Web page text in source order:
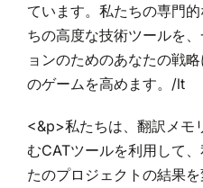
ています。私たちの専門
ちの高度な技術ツールを
ョンのためのあなたの戦
のゲームを高めます。/lt
<&p>私たちは、翻訳メモ
むCATツールを利用して
たのプロジェクトの結果